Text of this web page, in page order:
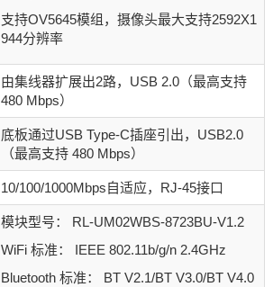
支持OV5645模组，摄像头最大支持2592X1
944分辨率
由集线器扩展出2路，USB 2.0（最高支持
480 Mbps）
底板通过USB Type-C插座引出，USB2.0
（最高支持 480 Mbps）
10/100/1000Mbps自适应，RJ-45接口
模块型号： RL-UM02WBS-8723BU-V1.2
WiFi 标准： IEEE 802.11b/g/n 2.4GHz
Bluetooth 标准： BT V2.1/BT V3.0/BT V4.0